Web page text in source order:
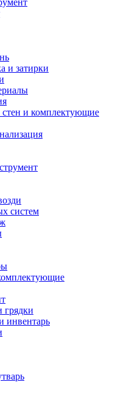
и затирки
стен и комплектующие
систем
грядки
инвентарь